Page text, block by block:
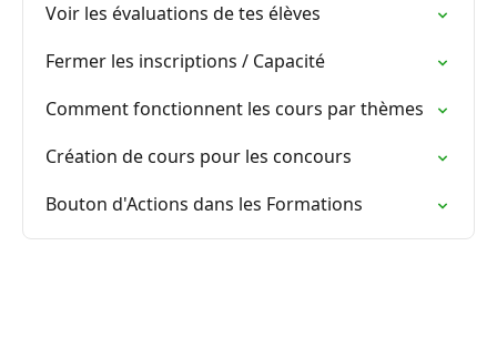
Voir les évaluations de tes élèves
Fermer les inscriptions / Capacité
Comment fonctionnent les cours par thèmes
Création de cours pour les concours
Bouton d'Actions dans les Formations